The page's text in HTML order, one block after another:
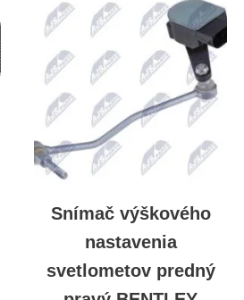
Snímač výškového
nastavenia
svetlometov predný